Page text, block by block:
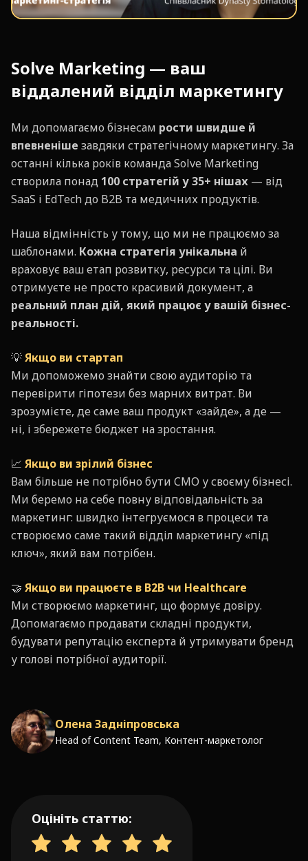
Solve Marketing — ваш
віддалений відділ маркетингу
Ми допомагаємо бізнесам рости швидше й
впевненіше завдяки стратегічному маркетингу. За
останні кілька років команда Solve Marketing
створила понад 100 стратегій у 35+ нішах — від
SaaS і EdTech до B2B та медичних продуктів.
Наша відмінність у тому, що ми не працюємо за
шаблонами. Кожна стратегія унікальна й
враховує ваш етап розвитку, ресурси та цілі. Ви
отримуєте не просто красивий документ, а
реальний план дій, який працює у вашій бізнес-
реальності.
💡Якщо ви стартап
Ми допоможемо знайти свою аудиторію та
перевірити гіпотези без марних витрат. Ви
зрозумієте, де саме ваш продукт «зайде», а де —
ні, і збережете бюджет на зростання.
📈 Якщо ви зрілий бізнес
Вам більше не потрібно бути CMO у своєму бізнесі.
Ми беремо на себе повну відповідальність за
маркетинг: швидко інтегруємося в процеси та
створюємо саме такий відділ маркетингу «під
ключ», який вам потрібен.
🤝 Якщо ви працюєте в B2B чи Healthcare
Ми створюємо маркетинг, що формує довіру.
Допомагаємо продавати складні продукти,
будувати репутацію експерта й утримувати бренд
у голові потрібної аудиторії.
Олена Задніпровська
Head of Content Team, Контент-маркетолог
Оцініть статтю: